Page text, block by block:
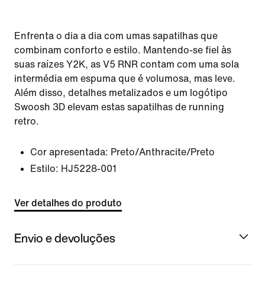
Enfrenta o dia a dia com umas sapatilhas que
combinam conforto e estilo. Mantendo-se fiel às
suas raízes Y2K, as V5 RNR contam com uma sola
intermédia em espuma que é volumosa, mas leve.
Além disso, detalhes metalizados e um logótipo
Swoosh 3D elevam estas sapatilhas de running
retro.
Cor apresentada: Preto/Anthracite/Preto
Estilo: HJ5228-001
Ver detalhes do produto
Envio e devoluções